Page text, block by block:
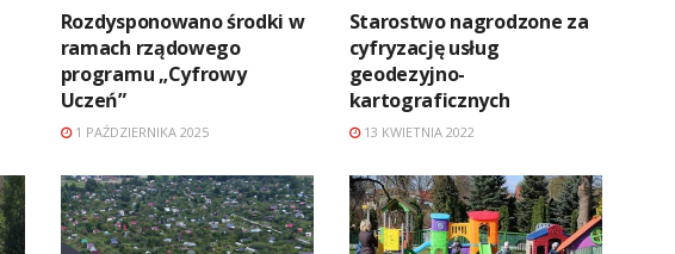
Rozdysponowano środki w
ramach rządowego
programu „Cyfrowy
Uczeń”
1 PAŹDZIERNIKA 2025
Starostwo nagrodzone za
cyfryzację usług
geodezyjno-
kartograficznych
13 KWIETNIA 2022